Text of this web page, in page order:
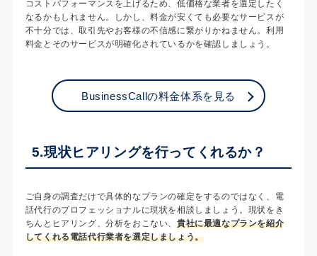
コストパフォーマンスを上げるため、低価格な業者を選定したく
なるかもしれません。しかし、料金が安くても必要なサービスが
不十分では、取引先やお客様の不信感に繋がりかねません。利用
料金とそのサービスが明確化されているかを確認しましょう。
BusinessCallの料金体系を見る
5.現状ヒアリングを行ってくれるか？
ご自身の調査だけで具体的なプランの確定をするのではなく、電
話代行のプロフェッショナルに現状を相談しましょう。現状をき
ちんとヒアリング、分析をおこない、貴社に最適なプランを紹介
してくれる電話代行業者を選定しましょう。